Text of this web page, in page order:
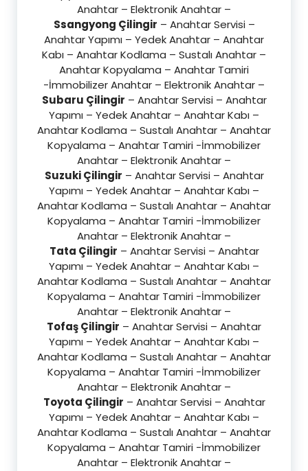
Anahtar – Elektronik Anahtar –
Ssangyong Çilingir – Anahtar Servisi –
Anahtar Yapımı – Yedek Anahtar – Anahtar
Kabı – Anahtar Kodlama – Sustalı Anahtar –
Anahtar Kopyalama – Anahtar Tamiri
-İmmobilizer Anahtar – Elektronik Anahtar –
Subaru Çilingir – Anahtar Servisi – Anahtar
Yapımı – Yedek Anahtar – Anahtar Kabı –
Anahtar Kodlama – Sustalı Anahtar – Anahtar
Kopyalama – Anahtar Tamiri -İmmobilizer
Anahtar – Elektronik Anahtar –
Suzuki Çilingir – Anahtar Servisi – Anahtar
Yapımı – Yedek Anahtar – Anahtar Kabı –
Anahtar Kodlama – Sustalı Anahtar – Anahtar
Kopyalama – Anahtar Tamiri -İmmobilizer
Anahtar – Elektronik Anahtar –
Tata Çilingir – Anahtar Servisi – Anahtar
Yapımı – Yedek Anahtar – Anahtar Kabı –
Anahtar Kodlama – Sustalı Anahtar – Anahtar
Kopyalama – Anahtar Tamiri -İmmobilizer
Anahtar – Elektronik Anahtar –
Tofaş Çilingir – Anahtar Servisi – Anahtar
Yapımı – Yedek Anahtar – Anahtar Kabı –
Anahtar Kodlama – Sustalı Anahtar – Anahtar
Kopyalama – Anahtar Tamiri -İmmobilizer
Anahtar – Elektronik Anahtar –
Toyota Çilingir – Anahtar Servisi – Anahtar
Yapımı – Yedek Anahtar – Anahtar Kabı –
Anahtar Kodlama – Sustalı Anahtar – Anahtar
Kopyalama – Anahtar Tamiri -İmmobilizer
Anahtar – Elektronik Anahtar –